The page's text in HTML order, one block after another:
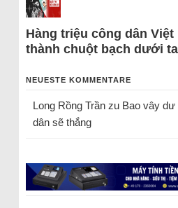
Hàng triệu công dân
thành chuột bạch dưới
NEUESTE KOMMENTARE
Long Rồng Trầnzu Bao vây dư
dân sẽ thắng